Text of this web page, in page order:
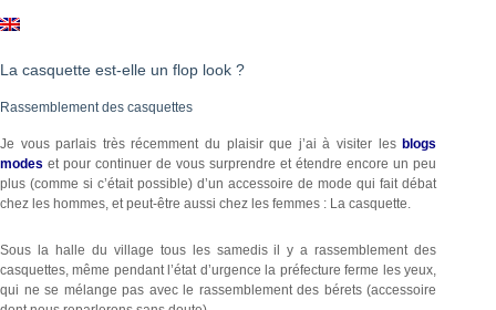
La casquette est-elle un flop look ?
Rassemblement des casquettes
Je vous parlais très récemment du plaisir que j’ai à visiter lesblogs
modes et pour continuer de vous surprendre et étendre encore un peu
plus (comme si c’était possible) d’un accessoire de mode qui fait débat
chez les hommes, et peut-être aussi chez les femmes : La casquette.
Sous la halle du village tous les samedis il y a rassemblement des
casquettes, même pendant l’état d’urgence la préfecture ferme les yeux,
qui ne se mélange pas avec le rassemblement des bérets (accessoire